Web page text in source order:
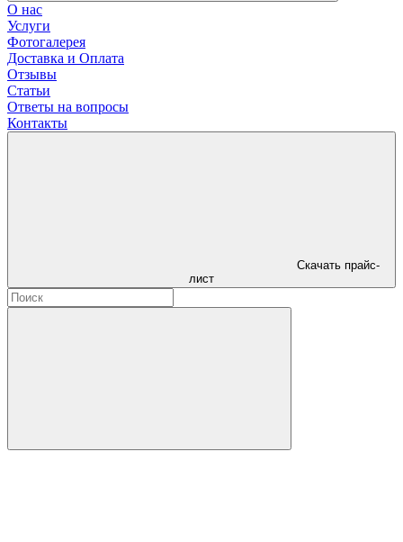
О нас
Услуги
Фотогалерея
Доставка и Оплата
Отзывы
Статьи
Ответы на вопросы
Контакты
Скачать прайс-
лист